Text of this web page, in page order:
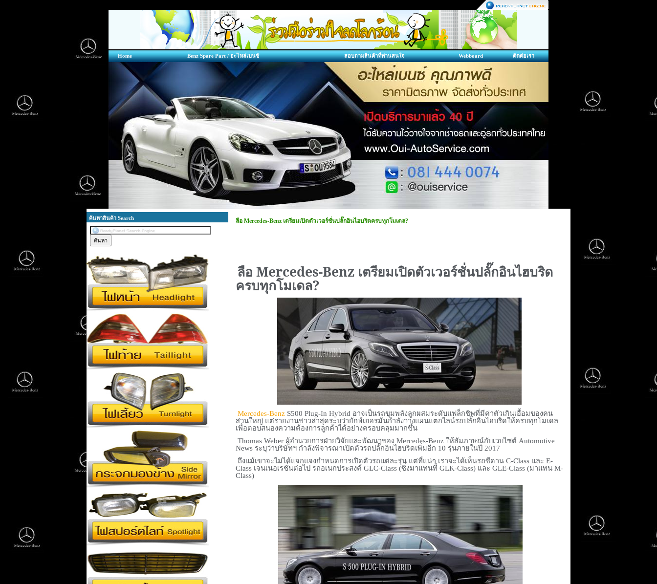
Home Benz Spare Part / อะไหล่เบนซ์ สอบถามสินค้าที่ท่านสนใจ Webboard ติดต่อเรา
ค้นหาสินค้า Search ลือ Mercedes-Benz เตรียมเปิดตัวเวอร์ชั่นปลั๊กอินไฮบริดครบทุกโมเดล?
ลือ Mercedes-Benz เตรียมเปิดตัวเวอร์ชั่นปลั๊กอินไฮบริด
ครบทุกโมเดล?
Mercedes-Benz S500 Plug-In Hybrid อาจเป็นรถขุมพลังลูกผสมระดับแฟล็กชิพที่มีค่าตัวเกินเอื้อมของคน
ส่วนใหญ่ แต่รายงานข่าวล่าสุดระบุว่ายักษ์เยอรมันกำลังวางแผนแตกไลน์รถปลั๊กอินไฮบริดให้ครบทุกโมเดล
เพื่อตอบสนองความต้องการลูกค้าได้อย่างครอบคลุมมากขึ้น
Thomas Weber ผู้อำนวยการฝ่ายวิจัยและพัฒนาของ Mercedes-Benz ให้สัมภาษณ์กับเวบไซต์ Automotive
News ระบุว่าบริษัทฯ กำลังพิจารณาเปิดตัวรถปลั๊กอินไฮบริดเพิ่มอีก 10 รุ่นภายในปี 2017
ถึงแม้เขาจะไม่ได้แจกแจงกำหนดการเปิดตัวรถแต่ละรุ่น แต่ที่แน่ๆ เราจะได้เห็นรถซีดาน C-Class และ E-
Class เจนเนอเรชั่นต่อไป รถอเนกประสงค์ GLC-Class (ซึ่งมาแทนที่ GLK-Class) และ GLE-Class (มาแทน M-
Class)